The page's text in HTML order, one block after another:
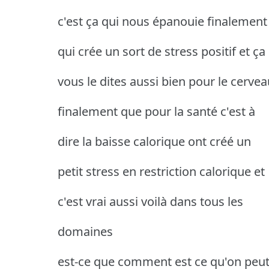
c'est ça qui nous épanouie
qui crée un sort de stress positif et ça
vous le dites aussi bien pour le
finalement que pour la santé c'est à
dire la baisse calorique ont créé un
petit stress en restriction calorique et
c'est vrai aussi voilà dans tous les
domaines
est-ce que comment est ce qu'on peut